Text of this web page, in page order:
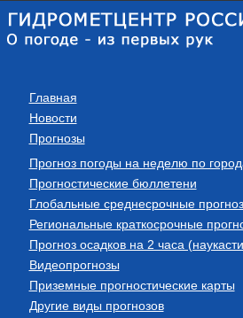
Главная
Новости
Прогнозы
Прогноз погоды на неделю по
Прогностические бюллетени
Глобальные среднесрочные
Региональные краткосрочные
Прогноз осадков на 2 часа
Видеопрогнозы
Приземные прогностические карты
Другие виды прогнозов